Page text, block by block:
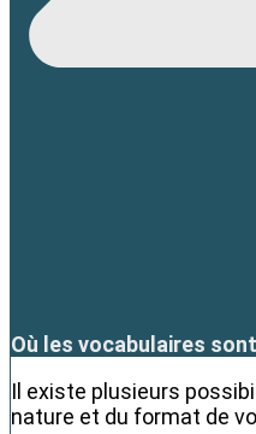
Où les vocabulaires
Il existe plusieurs
nature et du format de